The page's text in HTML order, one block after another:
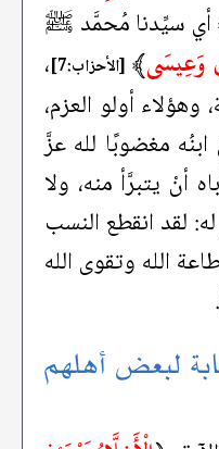
أي سيِّدنا مُحمَّد ﷺ
وَعِيسَى﴾ [الأحزاب:7]
،
أولو العزم،
مغضوبًا لله عزَّ
أنْ يتبرَّأ منه، ولا
لقد انقطع النسب
الله وتقوى الله
لبعض أهلهم